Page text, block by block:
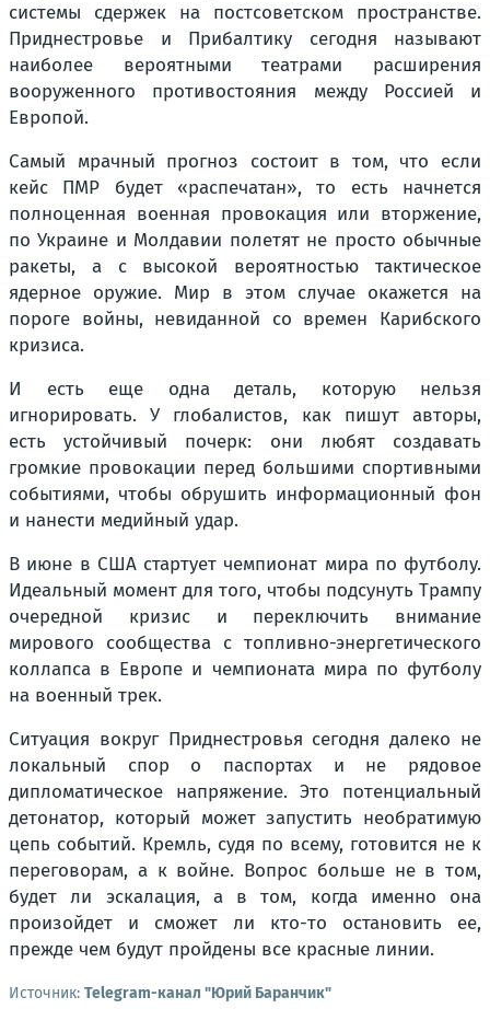
системы сдержек на постсоветском пространстве.
Приднестровье и Прибалтику сегодня называют
наиболее вероятными театрами расширения
вооруженного противостояния между Россией и
Европой.
Самый мрачный прогноз состоит в том, что если
кейс ПМР будет «распечатан», то есть начнется
полноценная военная провокация или вторжение,
по Украине и Молдавии полетят не просто обычные
ракеты, а с высокой вероятностью тактическое
ядерное оружие. Мир в этом случае окажется на
пороге войны, невиданной со времен Карибского
кризиса.
И есть еще одна деталь, которую нельзя
игнорировать. У глобалистов, как пишут авторы,
есть устойчивый почерк: они любят создавать
громкие провокации перед большими спортивными
событиями, чтобы обрушить информационный фон
и нанести медийный удар.
В июне в США стартует чемпионат мира по футболу.
Идеальный момент для того, чтобы подсунуть Трампу
очередной кризис и переключить внимание
мирового сообщества с топливно-энергетического
коллапса в Европе и чемпионата мира по футболу
на военный трек.
Ситуация вокруг Приднестровья сегодня далеко не
локальный спор о паспортах и не рядовое
дипломатическое напряжение. Это потенциальный
детонатор, который может запустить необратимую
цепь событий. Кремль, судя по всему, готовится не к
переговорам, а к войне. Вопрос больше не в том,
будет ли эскалация, а в том, когда именно она
произойдет и сможет ли кто-то остановить ее,
прежде чем будут пройдены все красные линии.
Источник: Telegram-канал "Юрий Баранчик"